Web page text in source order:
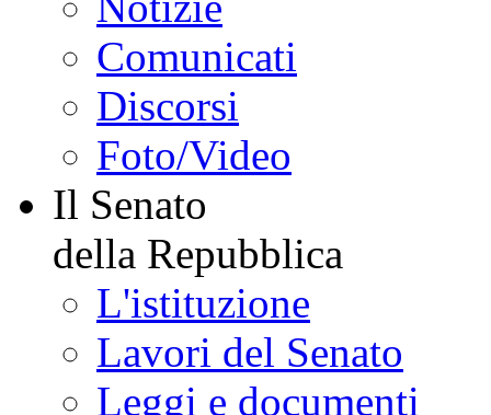
Comunicati
Discorsi
Foto/Video
Il Senato
della Repubblica
L'istituzione
Lavori del Senato
Leggi e documenti